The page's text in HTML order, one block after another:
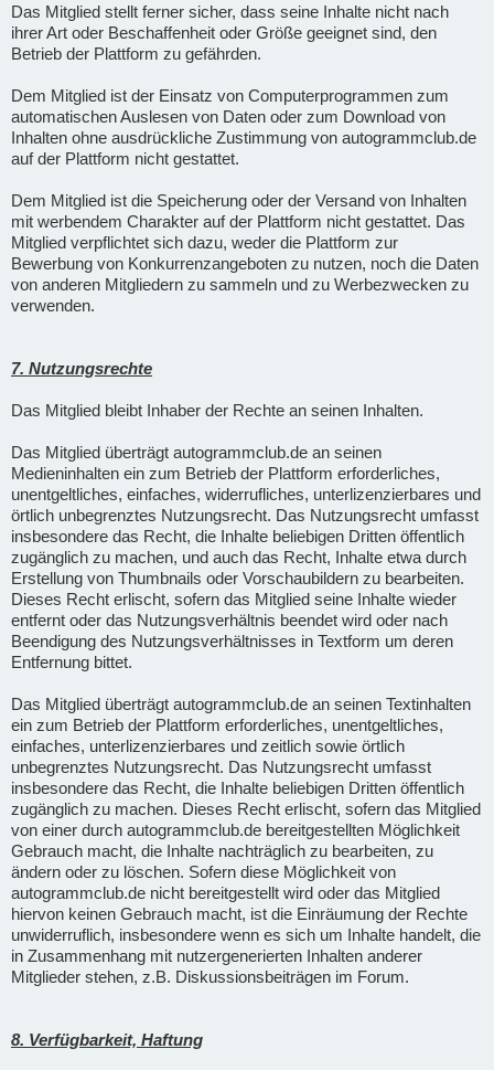
Das Mitglied stellt ferner sicher, dass seine Inhalte nicht nach
ihrer Art oder Beschaffenheit oder Größe geeignet sind, den
Betrieb der Plattform zu gefährden.
Dem Mitglied ist der Einsatz von Computerprogrammen zum
automatischen Auslesen von Daten oder zum Download von
Inhalten ohne ausdrückliche Zustimmung von autogrammclub.de
auf der Plattform nicht gestattet.
Dem Mitglied ist die Speicherung oder der Versand von Inhalten
mit werbendem Charakter auf der Plattform nicht gestattet. Das
Mitglied verpflichtet sich dazu, weder die Plattform zur
Bewerbung von Konkurrenzangeboten zu nutzen, noch die Daten
von anderen Mitgliedern zu sammeln und zu Werbezwecken zu
verwenden.
7. Nutzungsrechte
Das Mitglied bleibt Inhaber der Rechte an seinen Inhalten.
Das Mitglied überträgt autogrammclub.de an seinen
Medieninhalten ein zum Betrieb der Plattform erforderliches,
unentgeltliches, einfaches, widerrufliches, unterlizenzierbares und
örtlich unbegrenztes Nutzungsrecht. Das Nutzungsrecht umfasst
insbesondere das Recht, die Inhalte beliebigen Dritten öffentlich
zugänglich zu machen, und auch das Recht, Inhalte etwa durch
Erstellung von Thumbnails oder Vorschaubildern zu bearbeiten.
Dieses Recht erlischt, sofern das Mitglied seine Inhalte wieder
entfernt oder das Nutzungsverhältnis beendet wird oder nach
Beendigung des Nutzungsverhältnisses in Textform um deren
Entfernung bittet.
Das Mitglied überträgt autogrammclub.de an seinen Textinhalten
ein zum Betrieb der Plattform erforderliches, unentgeltliches,
einfaches, unterlizenzierbares und zeitlich sowie örtlich
unbegrenztes Nutzungsrecht. Das Nutzungsrecht umfasst
insbesondere das Recht, die Inhalte beliebigen Dritten öffentlich
zugänglich zu machen. Dieses Recht erlischt, sofern das Mitglied
von einer durch autogrammclub.de bereitgestellten Möglichkeit
Gebrauch macht, die Inhalte nachträglich zu bearbeiten, zu
ändern oder zu löschen. Sofern diese Möglichkeit von
autogrammclub.de nicht bereitgestellt wird oder das Mitglied
hiervon keinen Gebrauch macht, ist die Einräumung der Rechte
unwiderruflich, insbesondere wenn es sich um Inhalte handelt, die
in Zusammenhang mit nutzergenerierten Inhalten anderer
Mitglieder stehen, z.B. Diskussionsbeiträgen im Forum.
8. Verfügbarkeit, Haftung